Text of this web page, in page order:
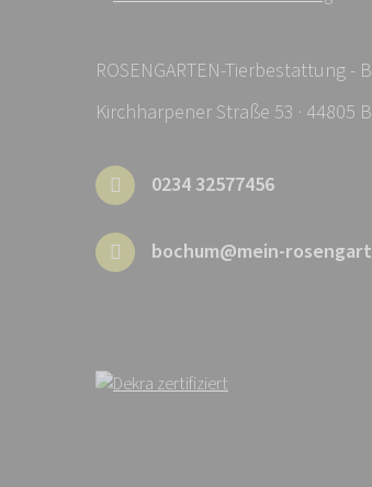
ROSENGARTEN-Tierbestattung -
Kirchharpener Straße 53 · 44805
0234 32577456
bochum@mein-